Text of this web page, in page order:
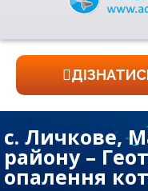
с. Личкове,
району –
опалення